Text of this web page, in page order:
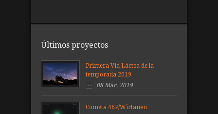
Últimos proyectos
Primera Vía Láctea de la
temporada 2019
08 Mar, 2019
Cometa 46P/Wirtanen